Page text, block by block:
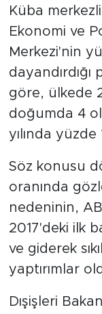
Küba
Ekonomi ve
Merkezi'nin
göre, ülkede
doğumda 4
yılında
Söz konusu
oranında
nedeninin,
2017'deki ilk
ve giderek
yaptırımlar
Dışişleri